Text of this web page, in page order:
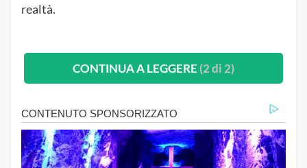
realtà.
CONTINUA A LEGGERE (2 di 2)